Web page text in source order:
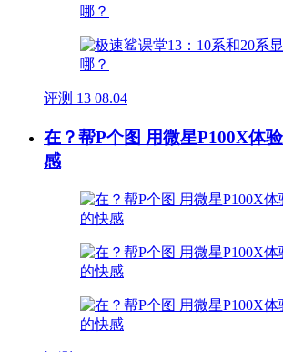
评测 13 08.04
在？帮P个图 用微星P100X体
感